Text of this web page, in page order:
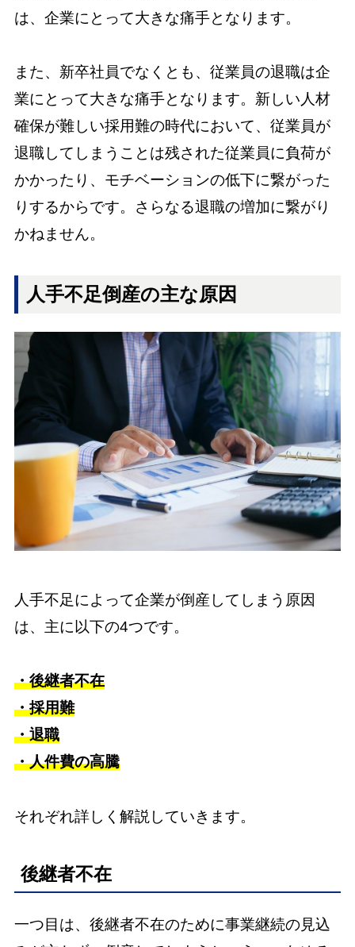
は、企業にとって大きな痛手となります。
また、新卒社員でなくとも、従業員の退職は企
業にとって大きな痛手となります。新しい人材
確保が難しい採用難の時代において、従業員が
退職してしまうことは残された従業員に負荷が
かかったり、モチベーションの低下に繋がった
りするからです。さらなる退職の増加に繋がり
かねません。
人手不足倒産の主な原因
人手不足によって企業が倒産してしまう原因
は、主に以下の4つです。
・後継者不在
・採用難
・退職
・人件費の高騰
それぞれ詳しく解説していきます。
後継者不在
一つ目は、後継者不在のために事業継続の見込